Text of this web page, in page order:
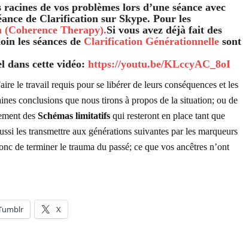
de vos problèmes lors d’une séance avec
de Clarification sur Skype. Pour les
Therapy).Si vous avez déjà fait des
les séances de Clarification Générationnellesont
dans cette vidéo: https://youtu.be/KLccyAC_8oI
le travail requis pour se libérer de leurs conséquences et les
conclusions que nous tirons à propos de la situation; ou de
des Schémas limitatifsqui resteront en place tant que
les transmettre aux générations suivantes par les marqueurs
de terminer le trauma du passé; ce que vos ancêtres n’ont
X